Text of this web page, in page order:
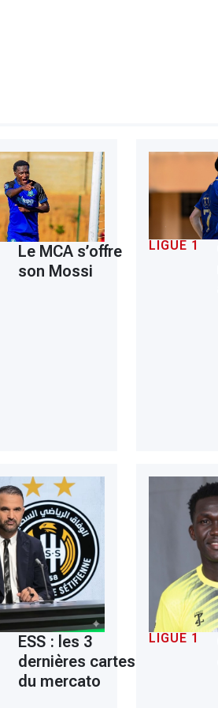
Sétifiens
Le MCA s’offre
son Mossi
LIGUE 1
ESS : les 3
dernières cartes
du mercato
LIGUE 1